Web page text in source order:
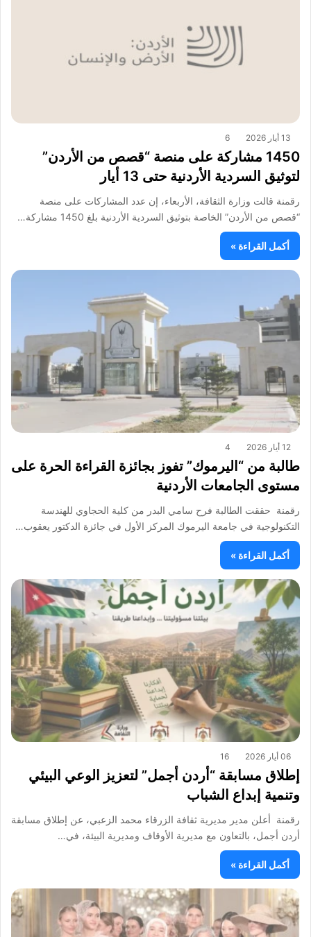
13 أيار 2026 6
1450 مشاركة على منصة “قصص من الأردن”
لتوثيق السردية الأردنية حتى 13 أيار
رقمنة قالت وزارة الثقافة، الأربعاء، إن عدد المشاركات على منصة
“قصص من الأردن” الخاصة بتوثيق السردية الأردنية بلغ 1450 مشاركة…
أكمل القراءة »
12 أيار 2026 4
طالبة من “اليرموك” تفوز بجائزة القراءة الحرة على
مستوى الجامعات الأردنية
رقمنة حققت الطالبة فرح سامي البدر من كلية الحجاوي للهندسة
التكنولوجية في جامعة اليرموك المركز الأول في جائزة الدكتور يعقوب…
أكمل القراءة »
06 أيار 2026 16
إطلاق مسابقة “أردن أجمل” لتعزيز الوعي البيئي
وتنمية إبداع الشباب
رقمنة أعلن مدير مديرية ثقافة الزرقاء محمد الزعبي، عن إطلاق مسابقة
أردن أجمل، بالتعاون مع مديرية الأوقاف ومديرية البيئة، في…
أكمل القراءة »